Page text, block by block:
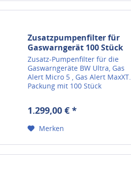
Zusatzpumpenfilter für
Gaswarngerät 100 Stück
Zusatz-Pumpenfilter für die
Gaswarngeräte BW Ultra, Gas
Alert Micro 5 , Gas Alert MaxXT.
Packung mit 100 Stück
1.299,00 € *
Merken